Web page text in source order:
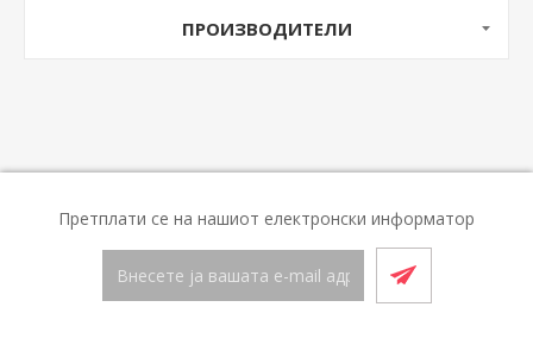
ПРОИЗВОДИТЕЛИ
Претплати се на нашиот електронски информатор